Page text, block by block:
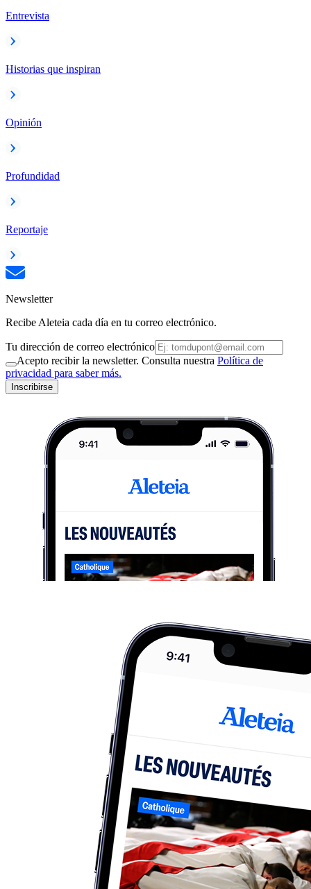
Entrevista
Historias que inspiran
Opinión
Profundidad
Reportaje
Newsletter
Recibe Aleteia cada día en tu correo electrónico.
Tu dirección de correo electrónico
Acepto recibir la newsletter. Consulta nuestra Política de
privacidad para saber más.
Inscribirse